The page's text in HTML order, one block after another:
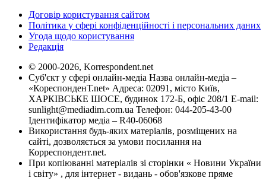
Договір користування сайтом
Політика у сфері конфіденційності і персональних даних
Угода щодо користування
Редакція
© 2000-2026, Korrespondent.net
Суб'єкт у сфері онлайн-медіа Назва онлайн-медіа –
«КореспонденТ.net» Адреса: 02091, місто Київ,
ХАРКІВСЬКЕ ШОСЕ, будинок 172-Б, офіс 208/1 E-mail:
sunlight@mediadim.com.ua Телефон: 044-205-43-00
Ідентифікатор медіа – R40-06068
Використання будь-яких матеріалів, розміщених на
сайті, дозволяється за умови посилання на
Корреспондент.net.
При копіюванні матеріалів зі сторінки « Новини України
і світу» , для інтернет - видань - обов'язкове пряме